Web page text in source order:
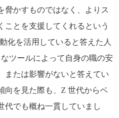
脅かすものではなく、よりス
ことを支援してくれるという
化を活用していると答えた人
ツールによって自身の職の安
または影響がないと答えてい
向を見た際も、Z 世代からベ
代でも概ね一貫していまし